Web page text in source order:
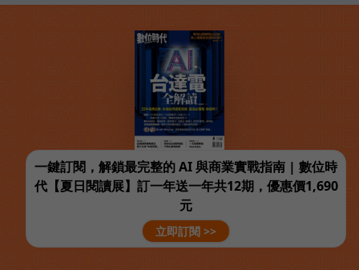
一鍵訂閱，解鎖最完整的 AI 與商業實戰指南 | 數位時
代【夏日閱讀展】訂一年送一年共12期，優惠價1,690
元
立即訂閱 >>